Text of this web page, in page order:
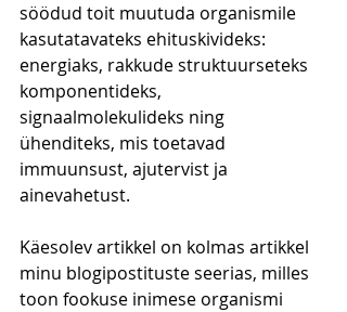
söödud toit muutuda organismile
kasutatavateks ehituskivideks:
energiaks, rakkude struktuurseteks
komponentideks,
signaalmolekulideks ning
ühenditeks, mis toetavad
immuunsust, ajutervist ja
ainevahetust.
Käesolev artikkel on kolmas artikkel
minu blogipostituste seerias, milles
toon fookuse inimese organismi